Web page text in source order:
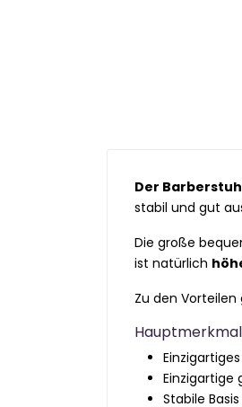
Der Barberstuhl
stabil und gut
Die große
ist natürlich
Zu den
Einzigartige
Stabile